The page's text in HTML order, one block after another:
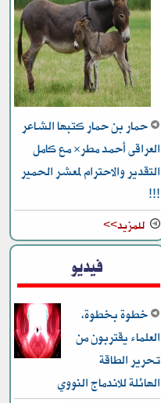
حمار بن حمار كتبها الشاعر
العراقى أحمد مطر* مع كامل
التقدير والاحترام لمعشر الحمير
!!!
للمزيد>>
فيديو
خطوة بخطوة،
العلماء يقتربون من
تحرير الطاقة
الهائلة للاندماج النووي